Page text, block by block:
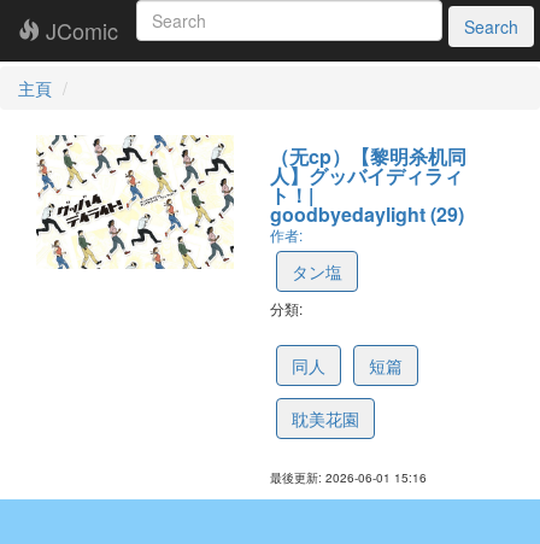
JComic Search
主頁
（无cp）【黎明杀机同
人】グッバイディラィ
ト！|
goodbyedaylight (29)
作者:
タン塩
分類:
同人 短篇
耽美花園
最後更新: 2026-06-01 15:16